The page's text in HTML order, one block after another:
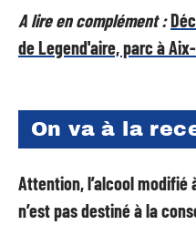
A lire en complément :
de Legend'aire, parc à
On va à la
Attention, l’alcool modifié
n’est pas destiné à la